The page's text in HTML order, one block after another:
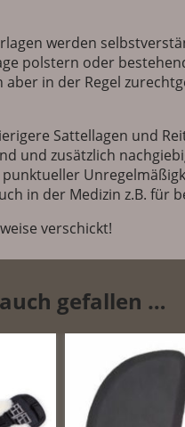
werden
polstern oder
aber in der Regel
Sattellagen und
und zusätzlich
in der Medizin z.B. für
verschickt!
gefallen …